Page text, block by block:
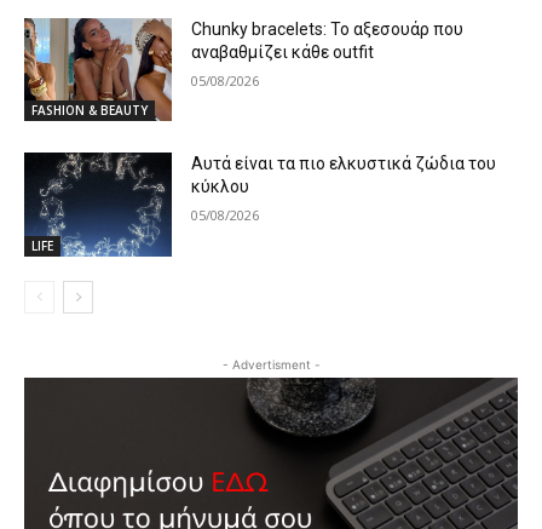
FASHION & BEAUTY
Chunky bracelets: Το αξεσουάρ που
αναβαθμίζει κάθε outfit
05/08/2026
LIFE
Αυτά είναι τα πιο ελκυστικά ζώδια του
κύκλου
05/08/2026
- Advertisment -